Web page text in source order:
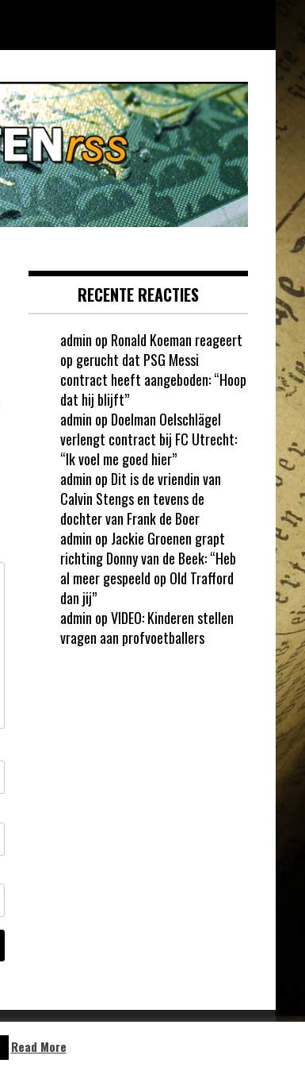
RECENTE REACTIES
admin op Ronald Koeman reageert
op gerucht dat PSG Messi
contract heeft aangeboden: “Hoop
dat hij blijft”
admin op Doelman Oelschlägel
verlengt contract bij FC Utrecht:
“Ik voel me goed hier”
admin op Dit is de vriendin van
Calvin Stengs en tevens de
dochter van Frank de Boer
admin op Jackie Groenen grapt
richting Donny van de Beek: “Heb
al meer gespeeld op Old Trafford
dan jij”
admin opVIDEO: Kinderen stellen
vragen aan profvoetballers
Read More